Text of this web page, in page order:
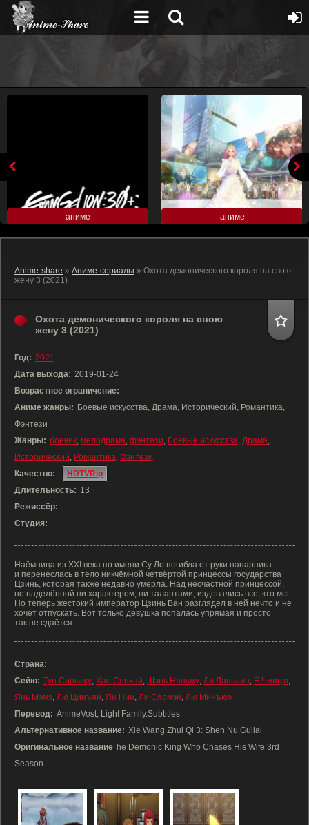
аниме аниме
Anime-share » Аниме-сериалы » Охота демонического короля на свою
жену 3 (2021)
Охота демонического короля на свою
жену 3 (2021)
Год: 2021
Дата выхода: 2019-01-24
Возрастное ограничение:
Аниме жанры: Боевые искусства, Драма, Исторический, Романтика,
Фэнтези
Жанры: боевик, мелодрама, фэнтези, Боевые искусства, Драма,
Исторический, Романтика, Фэнтези
Качество:
HDTVRip
Длительность: 13
Режиссёр:
Студия:
Наёмница из XXI века по имени Су Ло погибла от руки напарника
и перенеслась в тело никчёмной четвёртой принцессы государства
Цзинь, которая также недавно умерла. Над несчастной принцессой,
не наделённой ни характером, ни талантами, издевались все, кто мог.
Но теперь жестокий император Цзинь Ван разглядел в ней нечто и не
хочет отпускать. Вот только девушка попалась упрямая и просто
так не сдаётся.
Страна:
Сейю: Тун Синьчжу, Хао Сянхай, Шэнь Няньжу, Ли Ланьлин, Е Чжицю,
Янь Мэмэ, Лю Цинъян, Ян Нин, Ли Сяомэн, Лю Минъюэ
Перевод: AnimeVost, Light Family.Subtitles
Альтернативное название: Xie Wang Zhui Qi 3: Shen Nu Guilai
Оригинальное название he Demonic King Who Chases His Wife 3rd
Season